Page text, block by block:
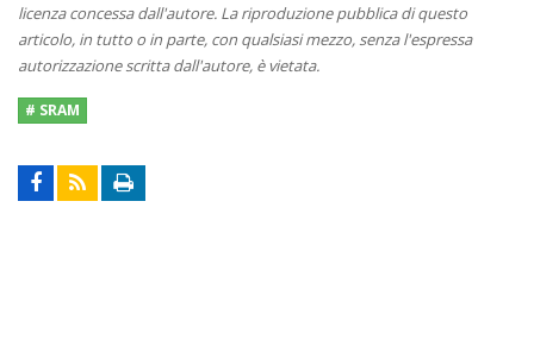
licenza concessa dall'autore. La riproduzione pubblica di questo
articolo, in tutto o in parte, con qualsiasi mezzo, senza l'espressa
autorizzazione scritta dall'autore, è vietata.
# SRAM